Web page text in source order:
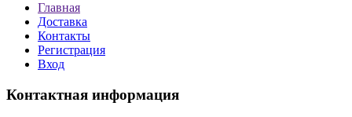
Главная
Доставка
Контакты
Регистрация
Вход
Контактная информация